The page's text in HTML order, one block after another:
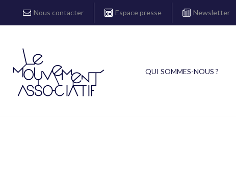
Nous contacter Espace presse Newsletter
QUI SOMMES-NOUS ?